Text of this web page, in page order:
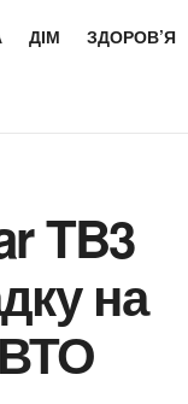
ДІМ ЗДОРОВ’Я
TB3
на